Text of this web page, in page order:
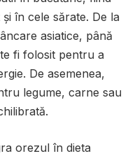
în cele sărate. De la
asiatice, până
fi folosit pentru a
De asemenea,
legume, carne sau
orezul în dieta